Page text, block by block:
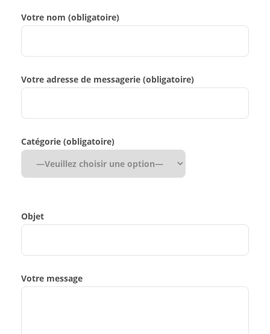
Votre nom (obligatoire)
Votre adresse de messagerie (obligatoire)
Catégorie (obligatoire)
Objet
Votre message